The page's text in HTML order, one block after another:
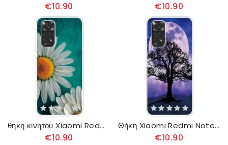
€10.90 €10.90
θηκη κινητου Xiaomi Redmi Note 11 Pro 4G / 5G Μαργαρίτα
€10.90
Θήκη Xiaomi Redmi Note 11 Pro 4G / 5G Δέντρο Και Σελήνη
€10.90